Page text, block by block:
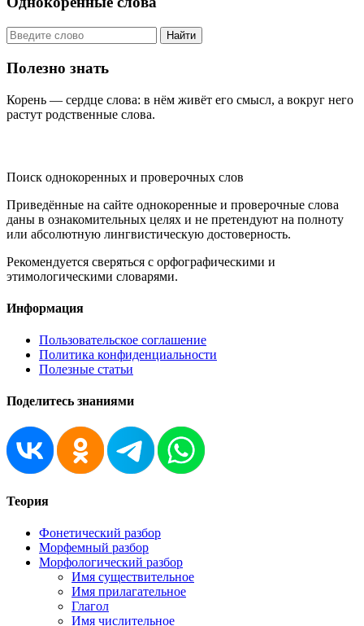
Найти
Полезно знать
Корень — сердце слова: в нём живёт его смысл, а вокруг него
растут родственные слова.
Поиск однокоренных и проверочных слов
Приведённые на сайте однокоренные и проверочные слова
даны в ознакомительных целях и не претендуют на полноту
или абсолютную лингвистическую достоверность.
Рекомендуется сверяться с орфографическими и
этимологическими словарями.
Информация
Пользовательское соглашение
Политика конфиденциальности
Полезные статьи
Поделитесь знаниями
Теория
Фонетический разбор
Морфемный разбор
Морфологический разбор
Имя существительное
Имя прилагательное
Глагол
Имя числительное